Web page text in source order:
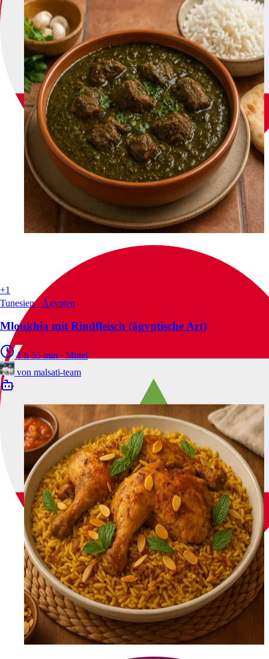
+1
Tunesien · Ägypten
Mloukhia mit Rindfleisch (ägyptische Art)
1 h 55 min · Mittel
von malsati-team